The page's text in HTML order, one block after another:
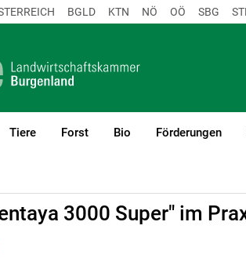
BGLD KTN NÖ OÖ SBG
Tiere Forst Bio Förderungen
3000 Super" im